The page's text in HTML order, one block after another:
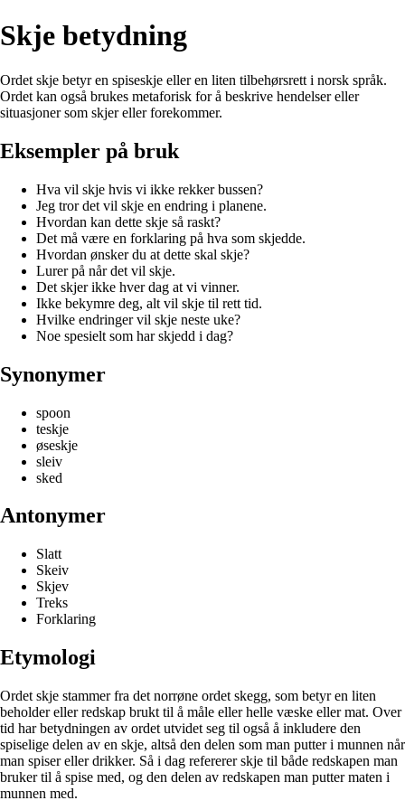
Skje betydning
Ordet skje betyr en spiseskje eller en liten tilbehørsrett i norsk språk.
Ordet kan også brukes metaforisk for å beskrive hendelser eller
situasjoner som skjer eller forekommer.
Eksempler på bruk
Hva vil skje hvis vi ikke rekker bussen?
Jeg tror det vil skje en endring i planene.
Hvordan kan dette skje så raskt?
Det må være en forklaring på hva som skjedde.
Hvordan ønsker du at dette skal skje?
Lurer på når det vil skje.
Det skjer ikke hver dag at vi vinner.
Ikke bekymre deg, alt vil skje til rett tid.
Hvilke endringer vil skje neste uke?
Noe spesielt som har skjedd i dag?
Synonymer
spoon
teskje
øseskje
sleiv
sked
Antonymer
Slatt
Skeiv
Skjev
Treks
Forklaring
Etymologi
Ordet skje stammer fra det norrøne ordet skegg, som betyr en liten
beholder eller redskap brukt til å måle eller helle væske eller mat. Over
tid har betydningen av ordet utvidet seg til også å inkludere den
spiselige delen av en skje, altså den delen som man putter i munnen når
man spiser eller drikker. Så i dag refererer skje til både redskapen man
bruker til å spise med, og den delen av redskapen man putter maten i
munnen med.